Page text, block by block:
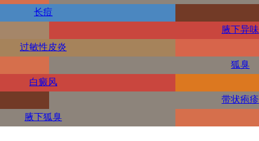
长痘
腋下异味
过敏性皮炎
狐臭
白癜风
带状疱疹
腋下狐臭